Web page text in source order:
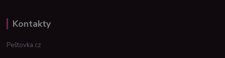
Kontakty
Peštovka.cz